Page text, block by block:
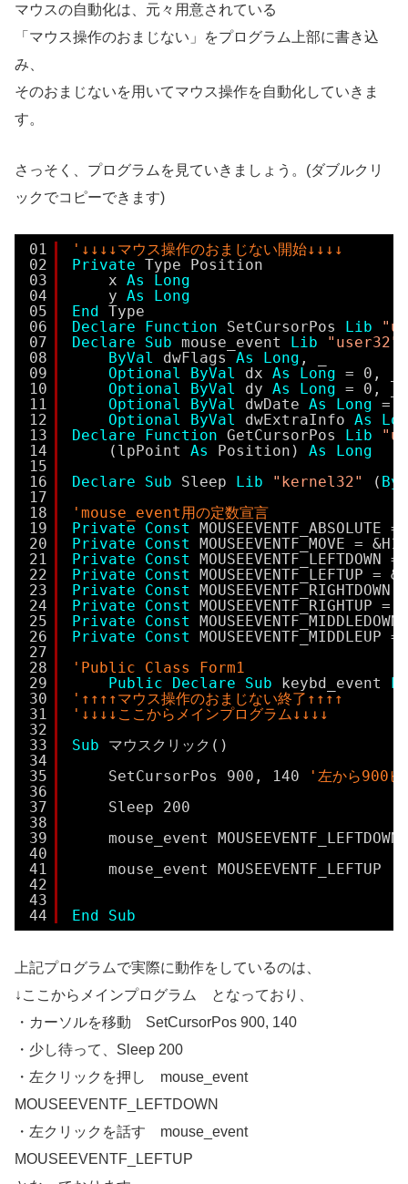
マウスの自動化は、元々用意されている
「マウス操作のおまじない」をプログラム上部に書き込
み、
そのおまじないを用いてマウス操作を自動化していきま
す。
さっそく、プログラムを見ていきましょう。(ダブルクリ
ックでコピーできます)
01
02
03
04
05
06
07
08
09
10
11
12
13
14
15
16
17
18
19
20
21
22
23
24
25
26
27
28
29
30
31
32
33
34
35
36
37
38
39
40
41
42
43
44
'↓↓↓↓マウス操作のおまじない開始↓↓↓↓
Private Type Position
x As
Long
y As
Long
End Type
Declare
Function SetCursorPos Lib
Declare
Sub mouse_event Lib
"user32"
ByVal
dwFlags As Long , _
Optional
ByVal dx As Long = 0, _
Optional
ByVal dy As Long = 0, _
Optional
ByVal dwDate As Long =
Optional
ByVal dwExtraInfo As
Declare
Function GetCursorPos Lib
(lpPoint As Position) As
Long
Declare
Sub Sleep Lib "kernel32" (
'mouse_event用の定数宣言
Private
Const
MOUSEEVENTF_ABSOLUTE
Private
Const
MOUSEEVENTF_MOVE = &H1
Private
Const
MOUSEEVENTF_LEFTDOWN
Private
Const
MOUSEEVENTF_LEFTUP =
Private
Const
MOUSEEVENTF_RIGHTDOWN
Private
Const
MOUSEEVENTF_RIGHTUP =
Private
Const
Private
Const
MOUSEEVENTF_MIDDLEUP
'Public Class Form1
Public
Declare Sub keybd_event
'↑↑↑↑マウス操作のおまじない終了↑↑↑↑
'↓↓↓↓ここからメインプログラム↓↓↓↓
Sub
マウスクリック()
SetCursorPos 900, 140
'左から900ピ
Sleep 200
mouse_event
mouse_event MOUSEEVENTF_LEFTUP
End Sub
上記プログラムで実際に動作をしているのは、
↓ここからメインプログラム となっており、
・カーソルを移動 SetCursorPos 900, 140
・少し待って、Sleep 200
・左クリックを押し mouse_event
MOUSEEVENTF_LEFTDOWN
・左クリックを話す mouse_event
MOUSEEVENTF_LEFTUP